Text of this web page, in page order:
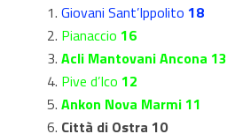
Giovani Sant’Ippolito 18
Pianaccio 16
Acli Mantovani Ancona 13
Pive d’Ico 12
Ankon Nova Marmi 11
Città di Ostra 10